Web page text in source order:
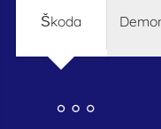
škoda